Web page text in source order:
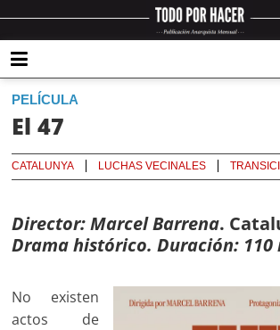
PELÍCULA
El 47
CATALUNYA LUCHAS VECINALES
Director: Marcel Barrena.
Drama histórico. Duración: 110
No existen
actos de